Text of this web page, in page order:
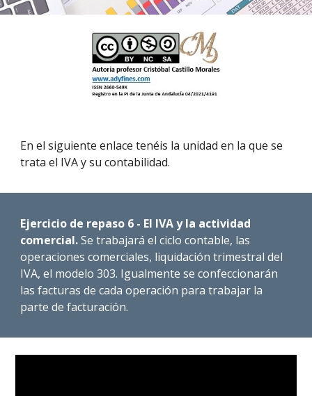
En el siguiente enlace tenéis la unidad en la que se
trata el IVA y su contabilidad.
Ejercicio de repaso 6 - El IVA y la actividad
comercial.Se trabajará el ciclo contable, las
operaciones comerciales, liquidación trimestral del
IVA, el modelo 303. Igualmente se confeccionarán
las facturas de cada operación para trabajar la
parte de facturación.